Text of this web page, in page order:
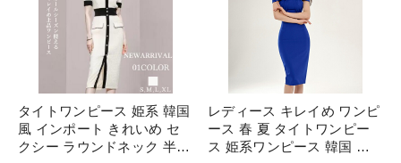
タイトワンピース 姫系 韓国
風 インポート きれいめ セ
クシー ラウンドネック 半袖
レディース キレイめ ワンピ
ース 春 夏 タイトワンピー
ス 姫系ワンピース 韓国 風